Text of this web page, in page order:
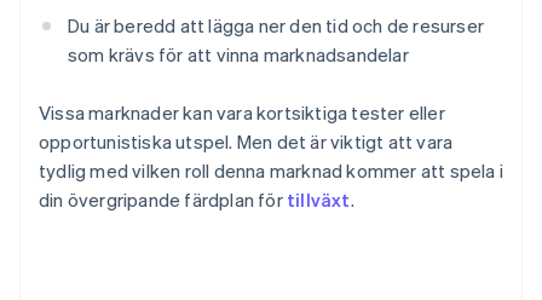
Du är beredd att lägga ner den tid och de resurser
som krävs för att vinna marknadsandelar
Vissa marknader kan vara kortsiktiga tester eller
opportunistiska utspel. Men det är viktigt att vara
tydlig med vilken roll denna marknad kommer att spela i
din övergripande färdplan för tillväxt.